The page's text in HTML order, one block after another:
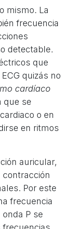
mismo. La
frecuencia
detectable.
que
quizás no
cardíaco
que se
o en
en ritmos
auricular,
contracción
Por este
frecuencia
P se